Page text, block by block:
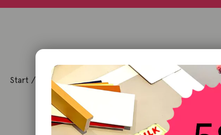
Start / Schmuck /Halsschmuck/ Halsschnur 42cm